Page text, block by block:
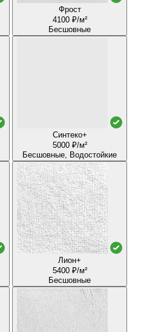
Фрост
4100 ₽/м²
Бесшовные
Синтеко+
5000 ₽/м²
Бесшовные, Водостойкие
Лион+
5400 ₽/м²
Бесшовные